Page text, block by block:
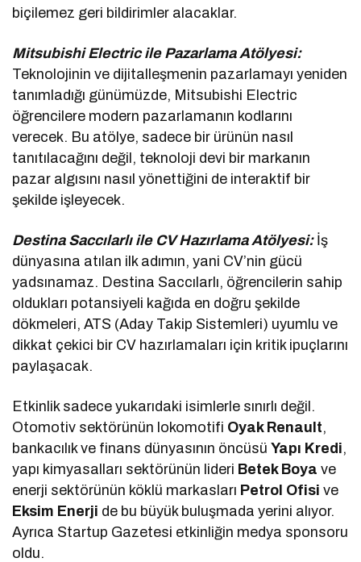
biçilemez geri bildirimler alacaklar.
Mitsubishi Electric ile Pazarlama Atölyesi:
Teknolojinin ve dijitalleşmenin pazarlamayı yeniden
tanımladığı günümüzde, Mitsubishi Electric
öğrencilere modern pazarlamanın kodlarını
verecek. Bu atölye, sadece bir ürünün nasıl
tanıtılacağını değil, teknoloji devi bir markanın
pazar algısını nasıl yönettiğini de interaktif bir
şekilde işleyecek.
Destina Saccılarlı ile CV Hazırlama Atölyesi: İş
dünyasına atılan ilk adımın, yani CV’nin gücü
yadsınamaz. Destina Saccılarlı, öğrencilerin sahip
oldukları potansiyeli kağıda en doğru şekilde
dökmeleri, ATS (Aday Takip Sistemleri) uyumlu ve
dikkat çekici bir CV hazırlamaları için kritik ipuçlarını
paylaşacak.
Etkinlik sadece yukarıdaki isimlerle sınırlı değil.
Otomotiv sektörünün lokomotifi Oyak Renault,
bankacılık ve finans dünyasının öncüsüYapı Kredi,
yapı kimyasalları sektörünün lideri Betek Boyave
enerji sektörünün köklü markasları Petrol Ofisive
Eksim Enerji de bu büyük buluşmada yerini alıyor.
Ayrıca Startup Gazetesi etkinliğin medya sponsoru
oldu.